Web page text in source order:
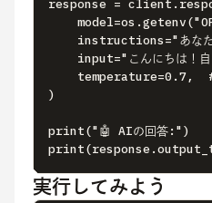
response =
instructions="あなた
input="こんにちは！自
temperature=0.7,  #
)
print("🤖 AIの回答:")
実行してみよう